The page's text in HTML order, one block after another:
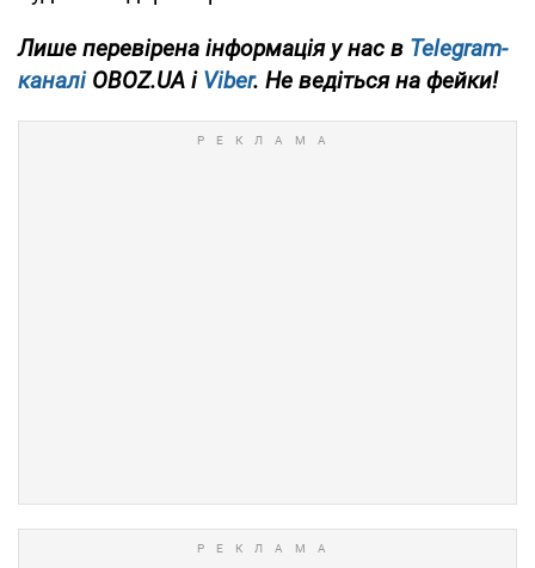
Лише перевірена інформація у нас в Telegram-
каналіOBOZ.UA і Viber. Не ведіться на фейки!